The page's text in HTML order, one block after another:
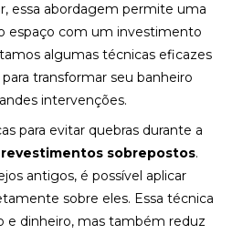
essa abordagem permite uma
espaço com um investimento
algumas técnicas eficazes
transformar seu banheiro
intervenções.
para evitar quebras durante a
revestimentos sobrepostos.
antigos, é possível aplicar
sobre eles. Essa técnica
e dinheiro, mas também reduz